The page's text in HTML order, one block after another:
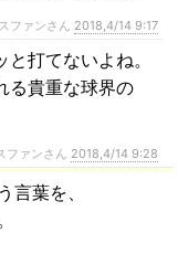
ファンさん 2018,4/14 9:17
打てないよね。
る貴重な球界の
ファンさん 2018,4/14 9:28
言葉を、